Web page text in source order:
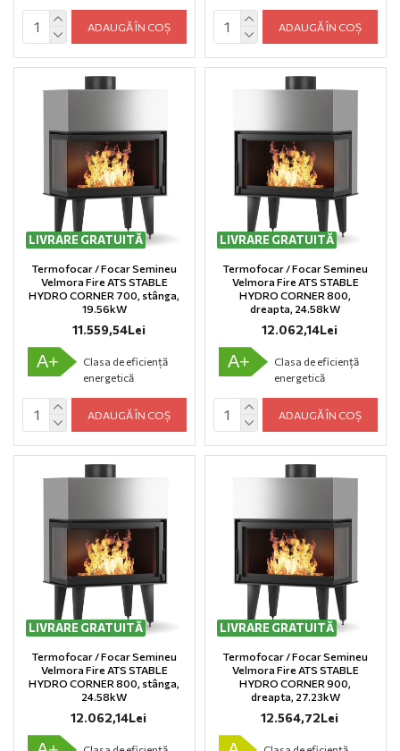
ADAUGĂ ÎN COȘ ADAUGĂ ÎN COȘ
LIVRARE GRATUITĂ
Termofocar / Focar Semineu
Velmora Fire ATS STABLE
HYDRO CORNER 700, stânga,
19.56kW
11.559,54Lei
A+
Clasa de eficiență
energetică
ADAUGĂ ÎN COȘ
LIVRARE GRATUITĂ
Termofocar / Focar Semineu
Velmora Fire ATS STABLE
HYDRO CORNER 800,
dreapta, 24.58kW
12.062,14Lei
A+
Clasa de eficiență
energetică
ADAUGĂ ÎN COȘ
LIVRARE GRATUITĂ
Termofocar / Focar Semineu
Velmora Fire ATS STABLE
HYDRO CORNER 800, stânga,
24.58kW
12.062,14Lei
LIVRARE GRATUITĂ
Termofocar / Focar Semineu
Velmora Fire ATS STABLE
HYDRO CORNER 900,
dreapta, 27.23kW
12.564,72Lei